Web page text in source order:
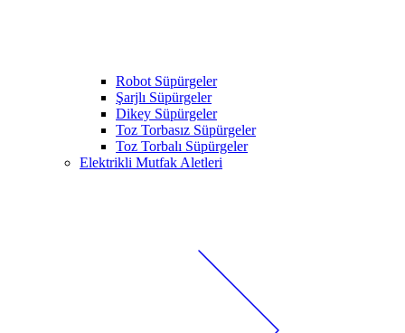
Robot Süpürgeler
Şarjlı Süpürgeler
Dikey Süpürgeler
Toz Torbasız Süpürgeler
Toz Torbalı Süpürgeler
Elektrikli Mutfak Aletleri